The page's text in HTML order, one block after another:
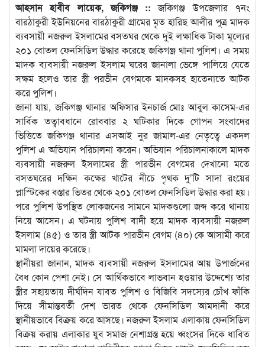
আহসান হাবীব লায়েক, জকিগঞ্জ :: জকিগঞ্জ উপজেলার ৭নং
বারঠাকুরী ইউনিয়নের বারঠাকুরী গ্রামের মৃত হারিছ আলীর পূত্র মাদক
ব্যবসায়ী নজরুল ইসলামের বসতঘর থেকে দুই লক্ষাধিক টাকা মূল্যের
২০১ বোতল ফেনসিডিল উদ্ধার করেছে জকিগঞ্জ থানা পুলিশ। এ সময়
মাদক ব্যবসায়ী নজরুল ইসলাম ঘরের জানালা ভেঙ্গে পালিয়ে যেতে
সক্ষম হলেও তার স্ত্রী পরভীন বেগমকে মাদকসহ হাতেনাতে আটক
করে পুলিশ।
জানা যায়, জকিগঞ্জ থানার অফিসার ইনচার্জ মোঃ আবুল কাসেম-এর
সার্বিক তত্বাবধানে রোববার ২ ঘটিকার দিকে গোপন সংবাদের
ভিত্তিতে জকিগঞ্জ থানার এসআই নুর জামাল-এর নেতৃত্বে একদল
পুলিশ এ অভিযান পরিচালনা করেন। অভিযান পরিচালনাকালে মাদক
ব্যবসায়ী নজরুল ইসলামের স্ত্রী পারভীন বেগমের দেখানো মতে
বসতঘরের দক্ষিন কক্ষের খাটের নীচে পৃথক দু’টি সাদা রংয়ের
প্লাস্টিকের বস্তার ভিতর থেকে ২০১ বোতল ফেনসিডিল উদ্ধার করা হয়।
পরে পুলিশ উপস্থিত লোকজনের সামনে মাদকগুলো জব্দ করে থানায়
নিয়ে আসেন। এ ঘটনায় পুলিশ বাদী হয়ে মাদক ব্যবসায়ী নজরুল
ইসলাম (৪৫) ও তার স্ত্রী আটক পারভীন বেগম (৪০) কে আসামী করে
মামলা দায়ের করেছে।
স্থানীয়রা জানান, মাদক ব্যবসায়ী নজরুল ইসলামের আয় উপার্জনের
বৈধ কোন পেশা নেই। সে আর্থিকভাবে লাভবান হওয়ার উদ্দেশ্যে তার
স্ত্রীর সহায়তায় দীর্ঘদিন যাবত পুলিশ ও বিজিবি সদস্যের চোঁখ ফাঁকি
দিয়ে সীমান্তবর্তী দেশ ভারত থেকে ফেনসিডিল আমদানী করে
স্থানীয়ভাবে বিক্রয় করে আসছে। নজরুল ইসলাম এলাকায় ফেনসিডিল
বিক্রয় করায় এলাকার যুব সমাজ নেশাগ্রস্ত হয়ে ধ্বংসের দিকে ধাবিত